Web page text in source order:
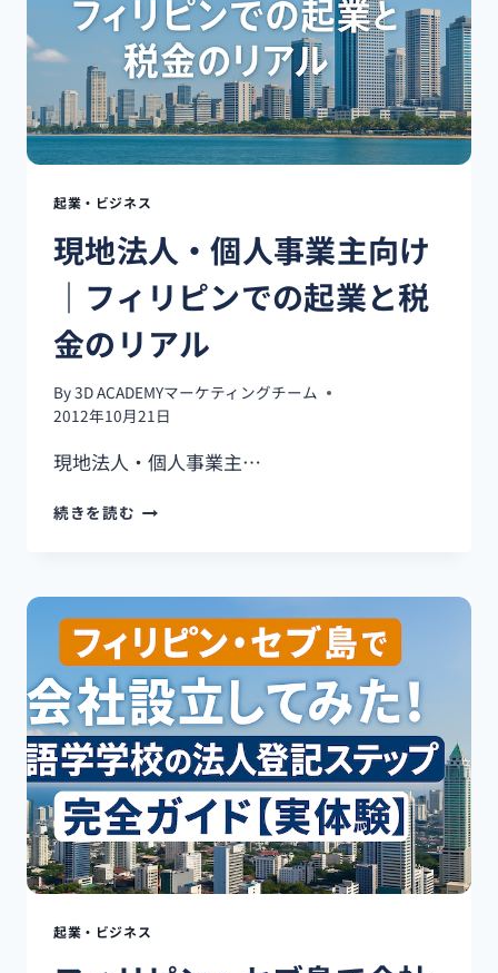
生：
SSS,
PHILHEALTH,
PAG-
IBIG
に
い
の
基
礎
知
識
起業・ビジネス
現地法人・個人事業主向け
｜フィリピンでの起業と税
金のリアル
By3D ACADEMYマーケティングチーム
2012年10月21日
現地法人・個人事業主…
続きを読む
個
人
事
業
主
向
け
｜
フ
ィ
リ
ピ
ン
の
起業・ビジネス